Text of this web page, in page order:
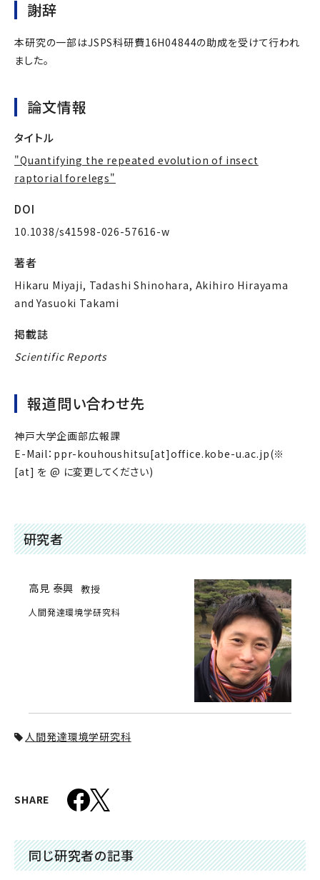
謝辞
本研究の一部はJSPS科研費16H04844の助成を受けて行われ
ました。
論文情報
タイトル
"Quantifying the repeated evolution of insect
raptorial forelegs"
DOI
10.1038/s41598-026-57616-w
著者
Hikaru Miyaji, Tadashi Shinohara, Akihiro Hirayama
and Yasuoki Takami
掲載誌
Scientific Reports
報道問い合わせ先
神戸大学企画部広報課
E-Mail：ppr-kouhoushitsu[at]office.kobe-u.ac.jp(※
[at] を @ に変更してください)
研究者
高見 泰興 教授
人間発達環境学研究科
人間発達環境学研究科
SHARE
同じ研究者の記事